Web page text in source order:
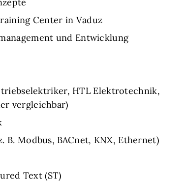
Center in Vaduz
und Entwicklung
HTL Elektrotechnik,
vergleichbar)
B. Modbus, BACnet, KNX, Ethernet)
Text (ST)